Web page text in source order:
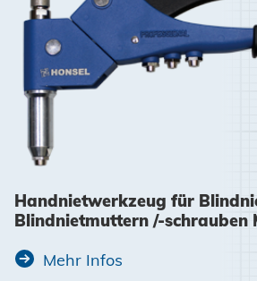
Handnietwerkzeug für
Blindnietmuttern /-schrauben
Mehr Infos